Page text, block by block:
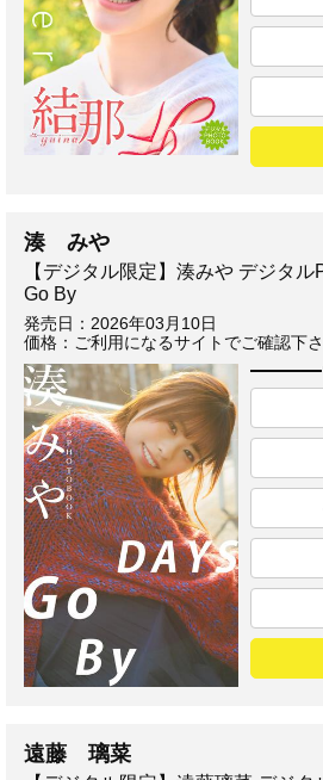
湊 みや
【デジタル限定】湊みや デジタ
Go By
発売日： 2026年03月10日
価格：ご利用になるサイトでご確認下
遠藤 璃菜